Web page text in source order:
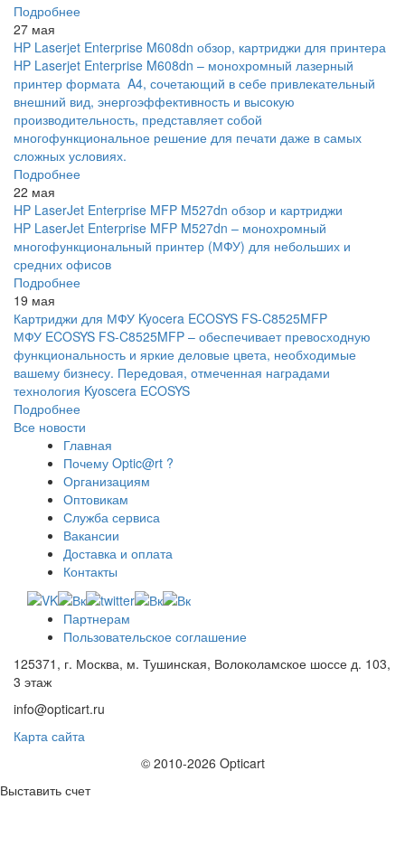
Подробнее
27 мая
HP Laserjet Enterprise M608dn обзор, картриджи для принтера
HP Laserjet Enterprise M608dn – монохромный лазерный
принтер формата A4, сочетающий в себе привлекательный
внешний вид, энергоэффективность и высокую
производительность, представляет собой
многофункциональное решение для печати даже в самых
сложных условиях.
Подробнее
22 мая
HP LaserJet Enterprise MFP M527dn обзор и картриджи
HP LaserJet Enterprise MFP M527dn – монохромный
многофункциональный принтер (МФУ) для небольших и
средних офисов
Подробнее
19 мая
Картриджи для МФУ Kyocera ECOSYS FS-C8525MFP
МФУ ECOSYS FS-C8525MFP – обеспечивает превосходную
функциональность и яркие деловые цвета, необходимые
вашему бизнесу. Передовая, отмеченная наградами
технология Kyoscera ECOSYS
Подробнее
Все новости
Главная
Почему Optic@rt ?
Организациям
Оптовикам
Служба сервиса
Вакансии
Доставка и оплата
Контакты
Партнерам
Пользовательское соглашение
125371, г. Москва, м. Тушинская, Волоколамское шоссе д. 103,
3 этаж
info@opticart.ru
Карта сайта
© 2010-2026 Opticart
Выставить счет